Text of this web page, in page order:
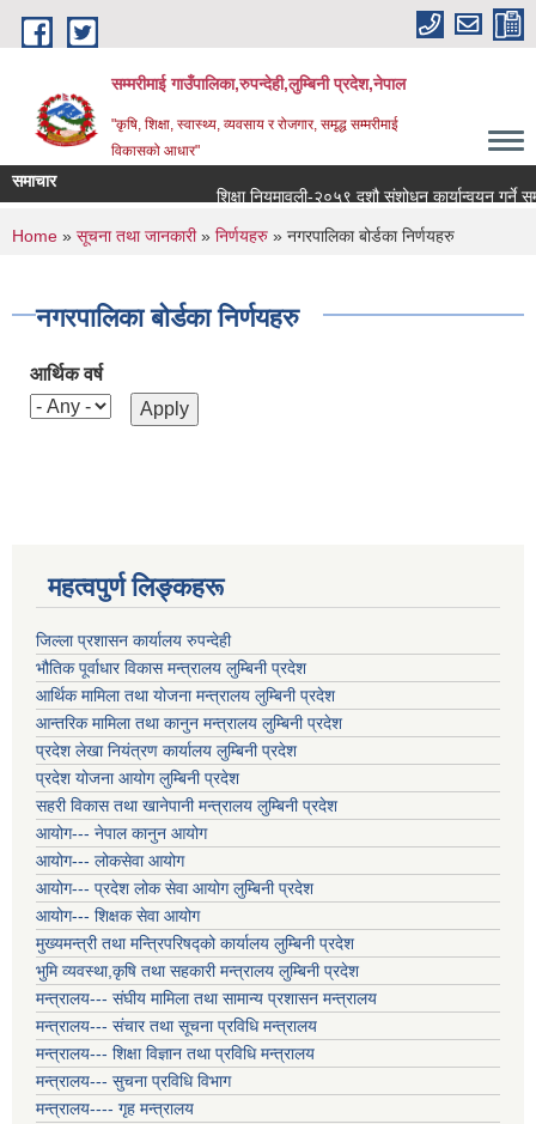
Skip to main content
सम्मरीमाई गाउँपालिका,रुपन्देही,लुम्बिनी प्रदेश,नेपाल
"कृषि, शिक्षा, स्वास्थ्य, व्यवसाय र रोजगार, समृद्ध सम्मरीमाई
विकासको आधार"
समाचार
शिक्षा नियमावली-२०५९ दशौ संशोधन कार्यान्वयन गर्ने
You are here
Home » सूचना तथा जानकारी» निर्णयहरु » नगरपालिका बोर्डका निर्णयहरु
नगरपालिका बोर्डका निर्णयहरु
आर्थिक वर्ष
महत्वपुर्ण लिङ्कहरू
जिल्ला प्रशासन कार्यालय रुपन्देही
भौतिक पूर्वाधार विकास मन्त्रालय लुम्बिनी प्रदेश
आर्थिक मामिला तथा योजना मन्त्रालय लुम्बिनी प्रदेश
आन्तरिक मामिला तथा कानुन मन्त्रालय लुम्बिनी प्रदेश
प्रदेश लेखा नियंत्रण कार्यालय लुम्बिनी प्रदेश
प्रदेश योजना आयोग लुम्बिनी प्रदेश
सहरी विकास तथा खानेपानी मन्त्रालय लुम्बिनी प्रदेश
आयोग--- नेपाल कानुन आयोग
आयोग--- लोकसेवा आयोग
आयोग--- प्रदेश लोक सेवा आयोग लुम्बिनी प्रदेश
आयोग--- शिक्षक सेवा आयोग
मुख्यमन्त्री तथा मन्त्रिपरिषद्को कार्यालय लुम्बिनी प्रदेश
भुमि व्यवस्था,कृषि तथा सहकारी मन्त्रालय लुम्बिनी प्रदेश
मन्त्रालय--- संघीय मामिला तथा सामान्य प्रशासन मन्त्रालय
मन्त्रालय--- संचार तथा सूचना प्रविधि मन्त्रालय
मन्त्रालय--- शिक्षा विज्ञान तथा प्रविधि मन्त्रालय
मन्त्रालय--- सुचना प्रविधि विभाग
मन्त्रालय---- गृह मन्त्रालय